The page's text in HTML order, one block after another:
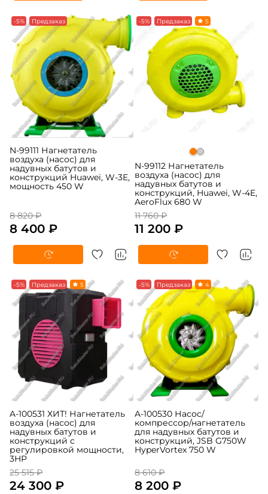
-5% Предзаказ
N-99111 Нагнетатель
воздуха (насос) для
надувных батутов и
конструкций Huawei, W-3E,
мощность 450 W
8 820 ₽
8 400 ₽
-5% Предзаказ 5
N-99112 Нагнетатель
воздуха (насос) для
надувных батутов и
конструкций, Huawei, W-4E,
AeroFlux 680 W
11 760 ₽
11 200 ₽
-5% Предзаказ 5
A-100531 ХИТ! Нагнетатель
воздуха (насос) для
надувных батутов и
конструкций c
регулировкой мощности,
3HP
25 515 ₽
24 300 ₽
-5% Предзаказ 4
A-100530 Насос/
компрессор/нагнетатель
для надувных батутов и
конструкций, JSB G750W
HyperVortex 750 W
8 610 ₽
8 200 ₽